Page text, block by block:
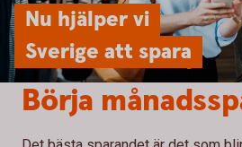
Nu hjälper vi
Sverige att spara
Börja